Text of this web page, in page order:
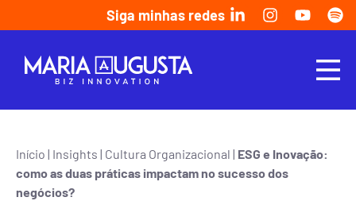
Siga minhas redes
Início | Insights | Cultura Organizacional | ESG e Inovação:
como as duas práticas impactam no sucesso dos
negócios?